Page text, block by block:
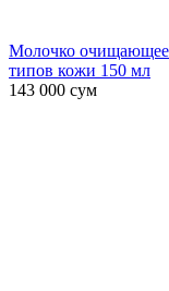
Молочко очищающее
типов кожи 150 мл
143 000 сум